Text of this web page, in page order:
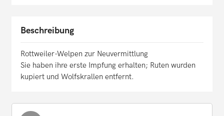
Beschreibung
Rottweiler-Welpen zur Neuvermittlung
Sie haben ihre erste Impfung erhalten; Ruten wurden
kupiert und Wolfskrallen entfernt.